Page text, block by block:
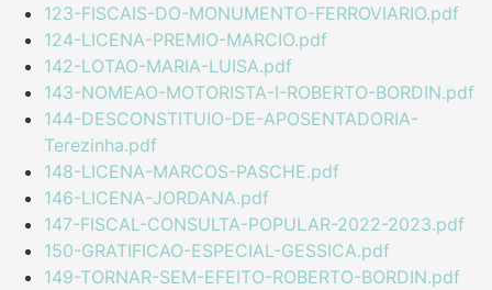
123-FISCAIS-DO-MONUMENTO-FERROVIARIO.pdf
124-LICENA-PREMIO-MARCIO.pdf
142-LOTAO-MARIA-LUISA.pdf
143-NOMEAO-MOTORISTA-I-ROBERTO-BORDIN.pdf
144-DESCONSTITUIO-DE-APOSENTADORIA-
Terezinha.pdf
148-LICENA-MARCOS-PASCHE.pdf
146-LICENA-JORDANA.pdf
147-FISCAL-CONSULTA-POPULAR-2022-2023.pdf
150-GRATIFICAO-ESPECIAL-GESSICA.pdf
149-TORNAR-SEM-EFEITO-ROBERTO-BORDIN.pdf